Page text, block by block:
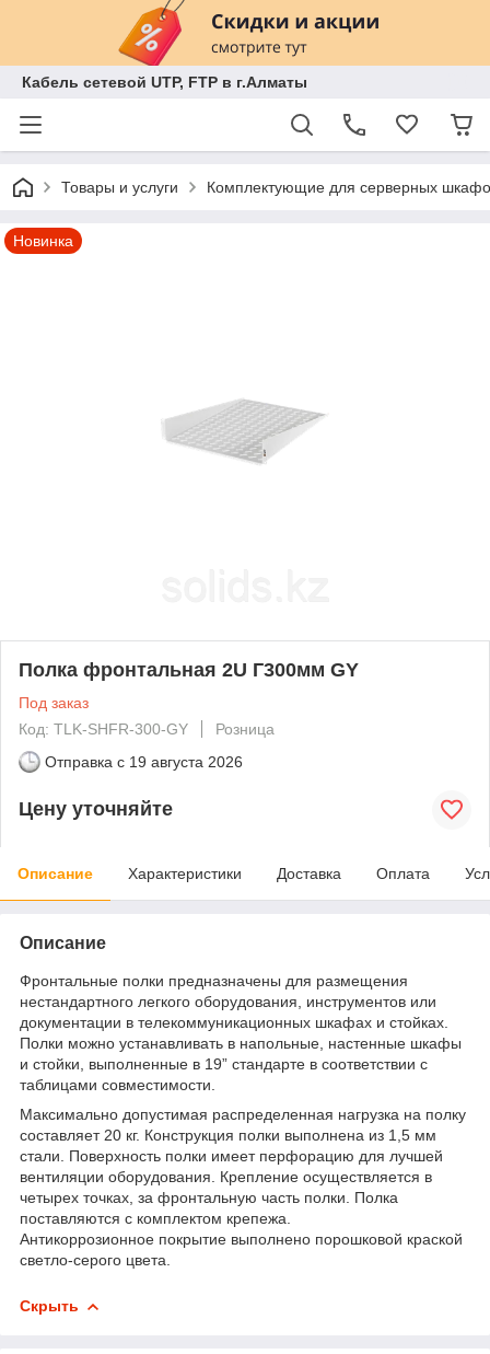
Кабель сетевой UTP, FTP в г.Алматы
Товары и услуги Комплектующие для серверных
Новинка
Полка фронтальная 2U Г300мм GY
Под заказ
Код: TLK-SHFR-300-GY
Розница
Отправка с 19 августа 2026
Цену уточняйте
Описание Характеристики Доставка Оплата
Описание
Фронтальные полки предназначены для размещения
нестандартного легкого оборудования, инструментов или
документации в телекоммуникационных шкафах и стойках.
Полки можно устанавливать в напольные, настенные шкафы
и стойки, выполненные в 19” стандарте в соответствии с
таблицами совместимости.
Максимально допустимая распределенная нагрузка на полку
составляет 20 кг. Конструкция полки выполнена из 1,5 мм
стали. Поверхность полки имеет перфорацию для лучшей
вентиляции оборудования. Крепление осуществляется в
четырех точках, за фронтальную часть полки. Полка
поставляются с комплектом крепежа.
Антикоррозионное покрытие выполнено порошковой краской
светло-серого цвета.
Скрыть